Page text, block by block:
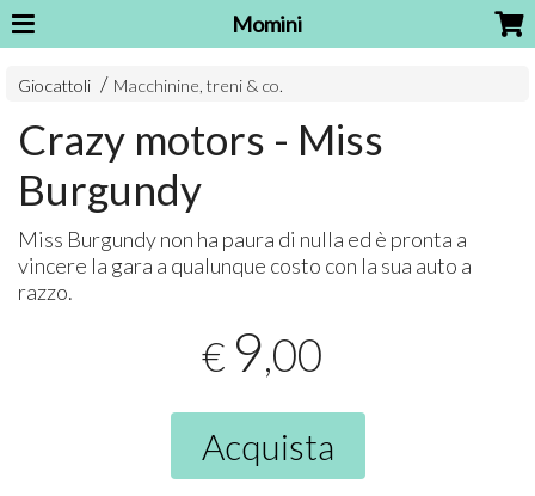
Momini
Giocattoli Macchinine, treni & co.
Crazy motors - Miss
Burgundy
Miss Burgundy non ha paura di nulla ed è pronta a
vincere la gara a qualunque costo con la sua auto a
razzo.
€ 9,00
Acquista